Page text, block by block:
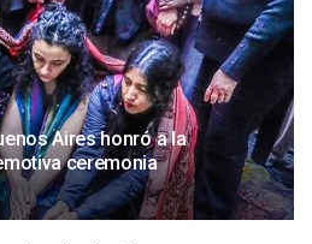
Aires honró a la
ceremonia